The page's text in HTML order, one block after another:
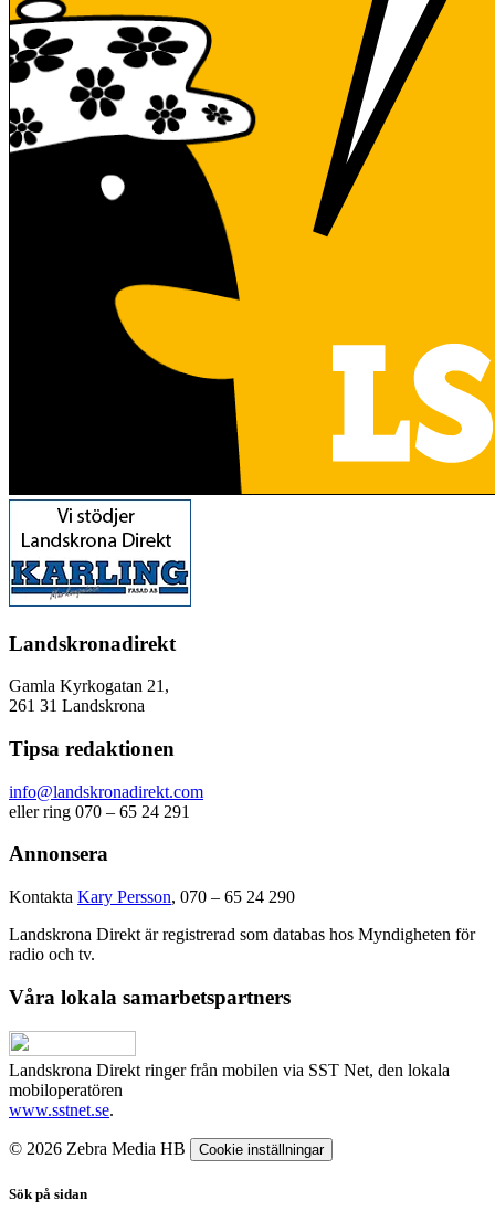
Landskronadirekt
Gamla Kyrkogatan 21,
261 31 Landskrona
Tipsa redaktionen
info@landskronadirekt.com
eller ring 070 – 65 24 291
Annonsera
Kontakta Kary Persson, 070 – 65 24 290
Landskrona Direkt är registrerad som databas hos Myndigheten för
radio och tv.
Våra lokala samarbetspartners
Landskrona Direkt ringer från mobilen via SST Net, den lokala
mobiloperatören
www.sstnet.se.
© 2026 Zebra Media HB Cookie inställningar
Sök på sidan